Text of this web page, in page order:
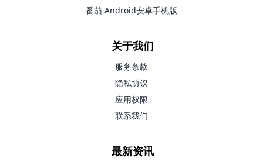
番茄 Android安卓手机版
关于我们
服务条款
隐私协议
应用权限
联系我们
最新资讯